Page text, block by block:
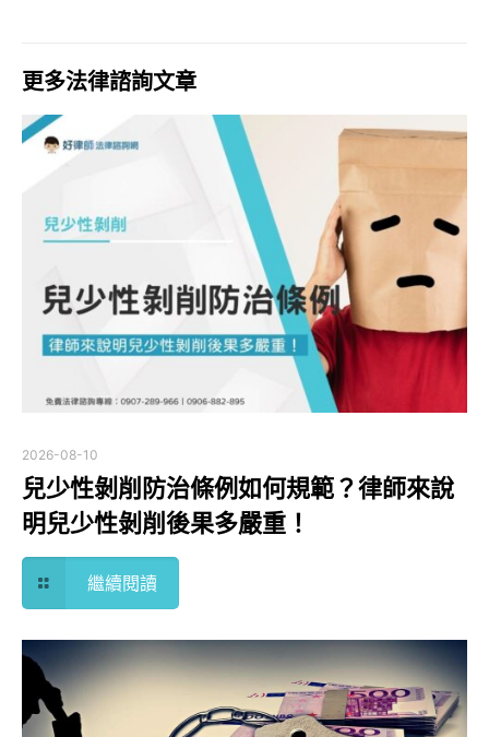
更多法律諮詢文章
2026-08-10
兒少性剝削防治條例如何規範？律師來說
明兒少性剝削後果多嚴重！
繼續閱讀